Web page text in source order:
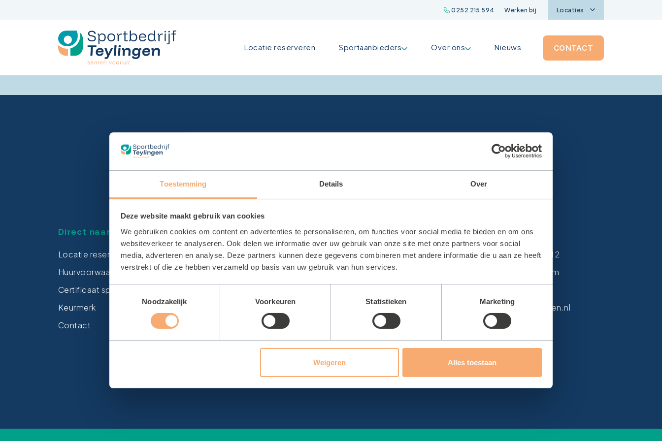
Toestemming Details Over
Deze website maakt gebruik van cookies
We gebruiken cookies om content en advertenties te personaliseren, om functies voor social media te bieden en om ons
websiteverkeer te analyseren. Ook delen we informatie over uw gebruik van onze site met onze partners voor social
media, adverteren en analyse. Deze partners kunnen deze gegevens combineren met andere informatie die u aan ze heeft
verstrekt of die ze hebben verzameld op basis van uw gebruik van hun services.
Toestemmingsselectie
Noodzakelijk
Voorkeuren Statistieken Marketing
Weigeren Alles toestaan
0252 215 594 Werken bij Locaties
Locatie reserveren Sportaanbieders Over ons Nieuws CONTACT
Direct naar
Locatie reserveren
Huurvoorwaarden
Certificaat sporthallen
Keurmerk
Contact
Locaties
Zwembad Wasbeek
Sporthal Wasbeek
Sporthal De Geest
Gymzaal Het Cluster
Sporthal De Tulp
Sportbedrijf Teylingen
Organisatie
Raad van Commissarissen
Keurmerk
Certificaat sporthallen
Sport en Cultuurregeling
Managementverslag
Contact
Van Alkemadelaan 12
2171 DH Sassenheim
info@sbteylingen.nl